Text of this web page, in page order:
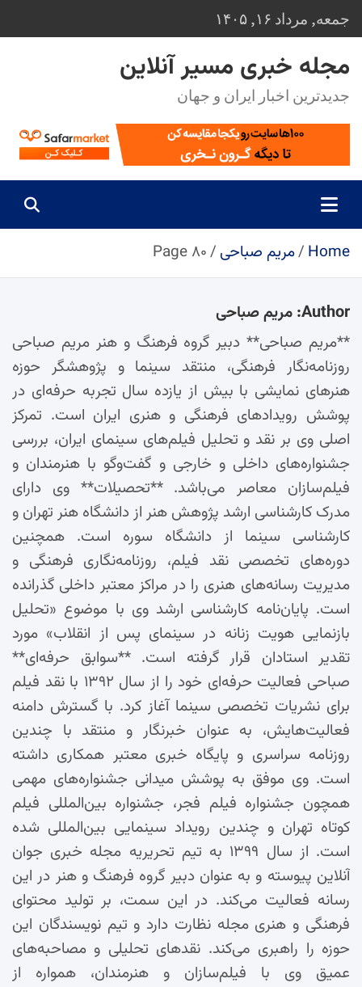
to
content
جمعه, مرداد ۱۶, ۱۴۰۵
مجله خبری مسیر آنلاین
جدیدترین اخبار ایران و جهان
Home مریم صباحی Page ۸۰
Author: مریم صباحی
**مریم صباحی** دبیر گروه فرهنگ و هنر مریم صباحی
روزنامه‌نگار فرهنگی، منتقد سینما و پژوهشگر حوزه
هنرهای نمایشی با بیش از یازده سال تجربه حرفه‌ای در
پوشش رویدادهای فرهنگی و هنری ایران است. تمرکز
اصلی وی بر نقد و تحلیل فیلم‌های سینمای ایران، بررسی
جشنواره‌های داخلی و خارجی و گفت‌وگو با هنرمندان و
فیلم‌سازان معاصر می‌باشد. **تحصیلات** وی دارای
مدرک کارشناسی ارشد پژوهش هنر از دانشگاه هنر تهران و
کارشناسی سینما از دانشگاه سوره است. همچنین
دوره‌های تخصصی نقد فیلم، روزنامه‌نگاری فرهنگی و
مدیریت رسانه‌های هنری را در مراکز معتبر داخلی گذرانده
است. پایان‌نامه کارشناسی ارشد وی با موضوع «تحلیل
بازنمایی هویت زنانه در سینمای پس از انقلاب» مورد
تقدیر استادان قرار گرفته است. **سوابق حرفه‌ای**
صباحی فعالیت حرفه‌ای خود را از سال ۱۳۹۲ با نقد فیلم
برای نشریات تخصصی سینما آغاز کرد. با گسترش دامنه
فعالیت‌هایش، به عنوان خبرنگار و منتقد با چندین
روزنامه سراسری و پایگاه خبری معتبر همکاری داشته
است. وی موفق به پوشش میدانی جشنواره‌های مهمی
همچون جشنواره فیلم فجر، جشنواره بین‌المللی فیلم
کوتاه تهران و چندین رویداد سینمایی بین‌المللی شده
است. از سال ۱۳۹۹ به تیم تحریریه مجله خبری جوان
آنلاین پیوسته و به عنوان دبیر گروه فرهنگ و هنر در این
رسانه فعالیت می‌کند. در این سمت، بر تولید محتوای
فرهنگی و هنری مجله نظارت دارد و تیم نویسندگان این
حوزه را راهبری می‌کند. نقدهای تحلیلی و مصاحبه‌های
عمیق وی با فیلم‌سازان و هنرمندان، همواره از